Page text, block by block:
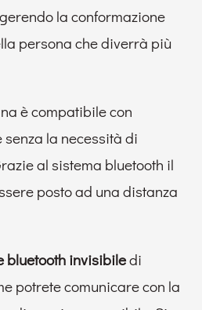
la conformazione
persona che diverrà più
è compatibile con
la necessità di
al sistema bluetooth il
posto ad una distanza
bluetooth invisibiledi
potrete comunicare con la